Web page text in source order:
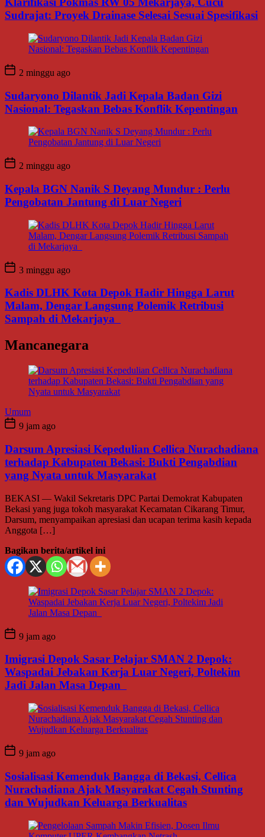
Sudrajat: Proyek Drainase Selesai Sesuai Spesifikasi
2 minggu ago
Sudaryono Dilantik Jadi Kepala Badan Gizi
Nasional: Tegaskan Bebas Konflik Kepentingan
2 minggu ago
Kepala BGN Nanik S Deyang Mundur : Perlu
Pengobatan Jantung di Luar Negeri
3 minggu ago
Kadis DLHK Kota Depok Hadir Hingga Larut
Malam, Dengar Langsung Polemik Retribusi
Sampah di Mekarjaya
Mancanegara
Umum
9 jam ago
Darsum Apresiasi Kepedulian Cellica Nurachadiana
terhadap Kabupaten Bekasi: Bukti Pengabdian
yang Nyata untuk Masyarakat
BEKASI — Wakil Sekretaris DPC Partai Demokrat Kabupaten
Bekasi yang juga tokoh masyarakat Kecamatan Cikarang Timur,
Darsum, menyampaikan apresiasi dan ucapan terima kasih kepada
Anggota […]
Bagikan berita/artikel ini
9 jam ago
Imigrasi Depok Sasar Pelajar SMAN 2 Depok:
Waspadai Jebakan Kerja Luar Negeri, Poltekim
Jadi Jalan Masa Depan
9 jam ago
Sosialisasi Kemenduk Bangga di Bekasi, Cellica
Nurachadiana Ajak Masyarakat Cegah Stunting
dan Wujudkan Keluarga Berkualitas